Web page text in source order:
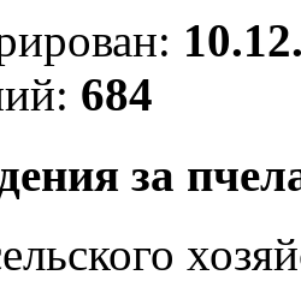
684
за